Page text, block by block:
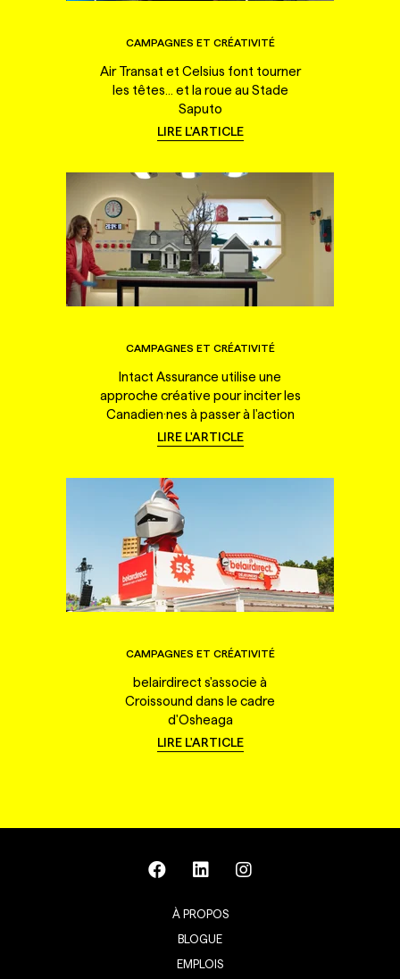
CAMPAGNES ET CRÉATIVITÉ
Air Transat et Celsius font tourner
les têtes... et la roue au Stade
Saputo
LIRE L'ARTICLE
CAMPAGNES ET CRÉATIVITÉ
Intact Assurance utilise une
approche créative pour inciter les
Canadien·nes à passer à l'action
LIRE L'ARTICLE
CAMPAGNES ET CRÉATIVITÉ
belairdirect s'associe à
Croissound dans le cadre
d'Osheaga
LIRE L'ARTICLE
À PROPOS
BLOGUE
EMPLOIS